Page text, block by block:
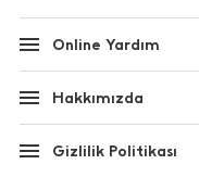
Online Yardım
Hakkımızda
Gizlilik Politikası